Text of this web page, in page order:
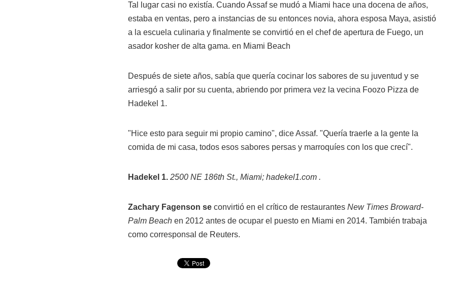
Tal lugar casi no existía. Cuando Assaf se mudó a Miami hace una docena de años,
estaba en ventas, pero a instancias de su entonces novia, ahora esposa Maya, asistió
a la escuela culinaria y finalmente se convirtió en el chef de apertura de Fuego, un
asador kosher de alta gama. en Miami Beach
Después de siete años, sabía que quería cocinar los sabores de su juventud y se
arriesgó a salir por su cuenta, abriendo por primera vez la vecina Foozo Pizza de
Hadekel 1.
"Hice esto para seguir mi propio camino", dice Assaf. "Quería traerle a la gente la
comida de mi casa, todos esos sabores persas y marroquíes con los que crecí".
Hadekel 1. 2500 NE 186th St., Miami; hadekel1.com .
Zachary Fagenson se convirtió en el crítico de restaurantes New Times Broward-
Palm Beach en 2012 antes de ocupar el puesto en Miami en 2014. También trabaja
como corresponsal de Reuters.